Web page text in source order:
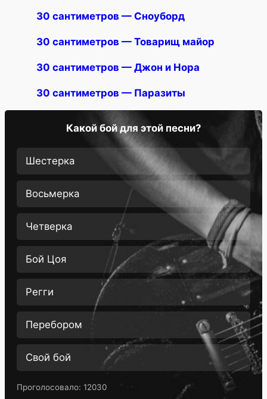
30 сантиметров — Сноуборд
30 сантиметров — Товарищ майор
30 сантиметров — Джон и Нора
30 сантиметров — Паразиты
Какой бой для этой песни?
Шестерка
Восьмерка
Четверка
Бой Цоя
Регги
Перебором
Свой бой
Проголосовало: 12030